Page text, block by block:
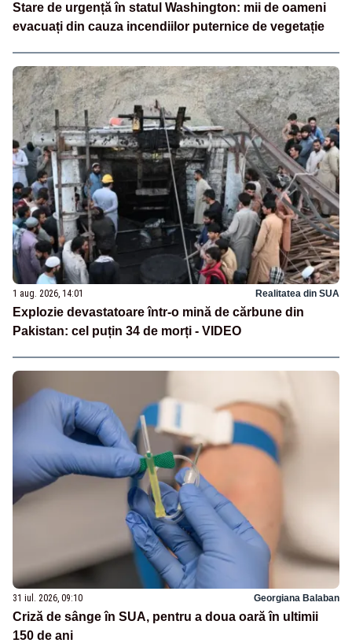
Stare de urgență în statul Washington: mii de oameni
evacuați din cauza incendiilor puternice de vegetație
1 aug. 2026, 14:01 Realitatea din SUA
Explozie devastatoare într-o mină de cărbune din
Pakistan: cel puțin 34 de morți - VIDEO
31 iul. 2026, 09:10 Georgiana Balaban
Criză de sânge în SUA, pentru a doua oară în ultimii
150 de ani